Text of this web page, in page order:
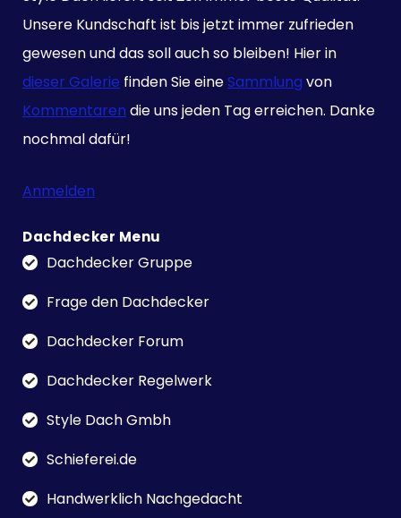
Unsere Kundschaft ist bis jetzt immer zufrieden
gewesen und das soll auch so bleiben! Hier in
dieser Galerie finden Sie eineSammlung von
Kommentaren die uns jeden Tag erreichen. Danke
nochmal dafür!
Anmelden
Dachdecker Menu
Dachdecker Gruppe
Frage den Dachdecker
Dachdecker Forum
Dachdecker Regelwerk
Style Dach Gmbh
Schieferei.de
Handwerklich Nachgedacht